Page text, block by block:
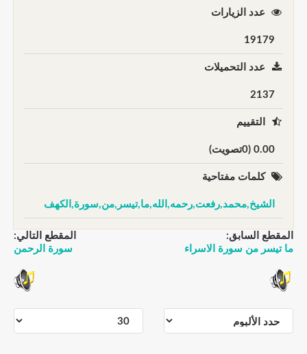
عدد الزيارات
19179
عدد التحميلات
2137
التقييم
0.00 (0تصويت)
كلمات مفتاحية
الشيخ,محمد,رفعت,رحمه,الله,ما,تيسر,من,سورة,الكهف
المقطع السابق:
ما تيسر من سورة الاسراء
المقطع التالي:
سورة الرحمن